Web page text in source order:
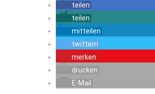
teilen
teilen
mitteilen
twittern
merken
drucken
E-Mail